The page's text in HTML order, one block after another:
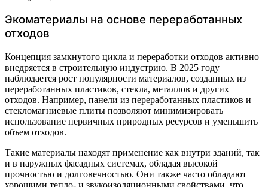
Экоматериалы на основе переработанных
отходов
Концепция замкнутого цикла и переработки отходов активно
внедряется в строительную индустрию. В 2025 году
наблюдается рост популярности материалов, созданных из
переработанных пластиков, стекла, металлов и других
отходов. Например, панели из переработанных пластиков и
стекломагниевые плиты позволяют минимизировать
использование первичных природных ресурсов и уменьшить
объем отходов.
Такие материалы находят применение как внутри зданий, так
и в наружных фасадных системах, обладая высокой
прочностью и долговечностью. Они также часто обладают
хорошими тепло- и звукоизоляционными свойствами, что